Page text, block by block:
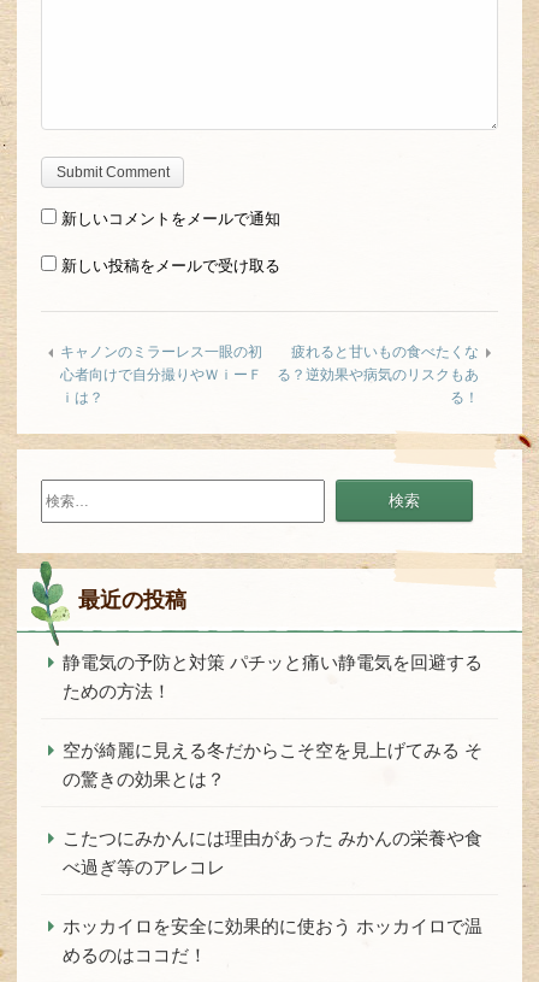
新しいコメントをメールで通知
新しい投稿をメールで受け取る
キャノンのミラーレス一眼の初
心者向けで自分撮りやＷｉーＦ
ｉは？
疲れると甘いもの食べたくな
る？逆効果や病気のリスクもあ
る！
検
索:
最近の投稿
静電気の予防と対策 パチッと痛い静電気を回避する
ための方法！
空が綺麗に見える冬だからこそ空を見上げてみる そ
の驚きの効果とは？
こたつにみかんには理由があった みかんの栄養や食
べ過ぎ等のアレコレ
ホッカイロを安全に効果的に使おう ホッカイロで温
めるのはココだ！